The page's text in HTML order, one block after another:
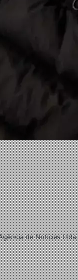
de Notícias Ltda.